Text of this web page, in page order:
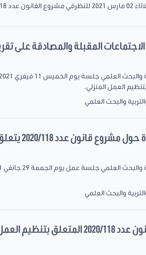
المنزلي.
المقبلة والمصادقة على
والبحث العلمي
2020/118 يتعلق بتنظيم العمل المنزلي
والبحث العلمي
العمل المنزلي